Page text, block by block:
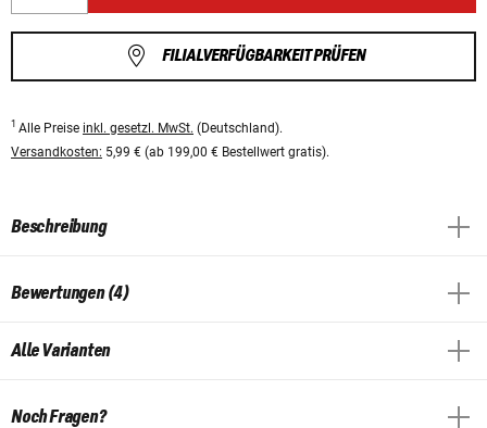
FILIALVERFÜGBARKEIT PRÜFEN
1 Alle Preise inkl. gesetzl. MwSt. (Deutschland).
Versandkosten: 5,99 € (ab 199,00 € Bestellwert gratis).
Beschreibung
Bewertungen (4)
Alle Varianten
Noch Fragen?